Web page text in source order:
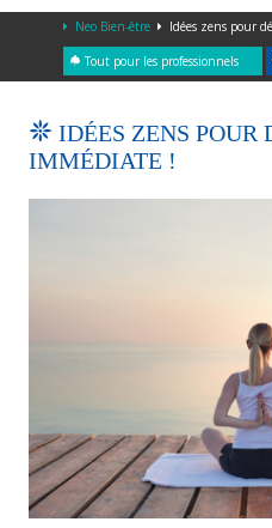
Neo Bien-être Idées zens pour
Tout pour les professionnels
IDÉES ZENS POUR
IMMÉDIATE !